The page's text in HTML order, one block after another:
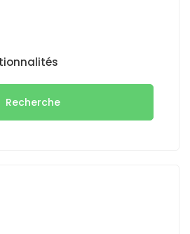
Recherche